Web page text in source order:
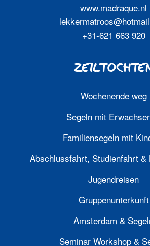
www.madraque.nl
+31-621 663 920
Wochenende weg
Segeln mit
Familiensegeln mit
Abschlussfahrt, Studienfahrt &
Jugendreisen
Gruppenunterkunft
Amsterdam &
Seminar Workshop &